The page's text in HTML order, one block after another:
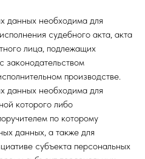
данных необходима для
судебного акта, акта
лица, подлежащих
законодательством
производстве.
данных необходима для
которого либо
по которому
данных, а также для
субъекта персональных